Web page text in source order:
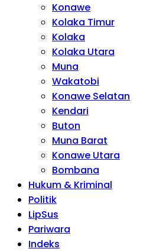
Konawe
Kolaka Timur
Kolaka
Kolaka Utara
Muna
Wakatobi
Konawe Selatan
Kendari
Buton
Muna Barat
Konawe Utara
Bombana
Hukum & Kriminal
Politik
LipSus
Pariwara
Indeks